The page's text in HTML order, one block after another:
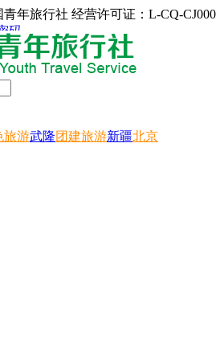
年旅行社 经营许可证：L-CQ-
码
旅游武隆团建旅游新疆北京